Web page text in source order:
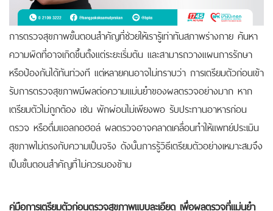
การตรวจสุขภาพขั้นตอนสำคัญที่ช่วยให้เรารู้เท่าทันสภาพร่างกาย ค้นหา
ความผิดที่อาจเกิดขึ้นตั้งแต่ระยะเริ่มต้น และสามารถวางแผนการรักษา
หรือป้องกันได้ทันท่วงที แต่หลายคนอาจไม่ทราบว่า การเตรียมตัวก่อนเข้า
รับการตรวจสุขภาพมีผลต่อความแม่นยำของผลตรวจอย่างมาก หาก
เตรียมตัวไม่ถูกต้อง เช่น พักผ่อนไม่เพียงพอ รับประทานอาหารก่อน
ตรวจ หรือดื่มแอลกอฮอล์ ผลตรวจอาจคลาดเคลื่อนทำให้แพทย์ประเมิน
สุขภาพไม่ตรงกับความเป็นจริง ดังนั้นการรู้วิธีเตรียมตัวอย่างเหมาะสมจึง
เป็นขั้นตอนสำคัญที่ไม่ควรมองข้าม
คู่มือการเตรียมตัวก่อนตรวจสุขภาพแบบละเอียด เพื่อผลตรวจที่แม่นยำ